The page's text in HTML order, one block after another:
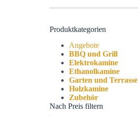
Produktkategorien
Angebote
BBQ und Grill
Elektrokamine
Ethanolkamine
Garten und Terrasse
Holzkamine
Zubehör
Nach Preis filtern